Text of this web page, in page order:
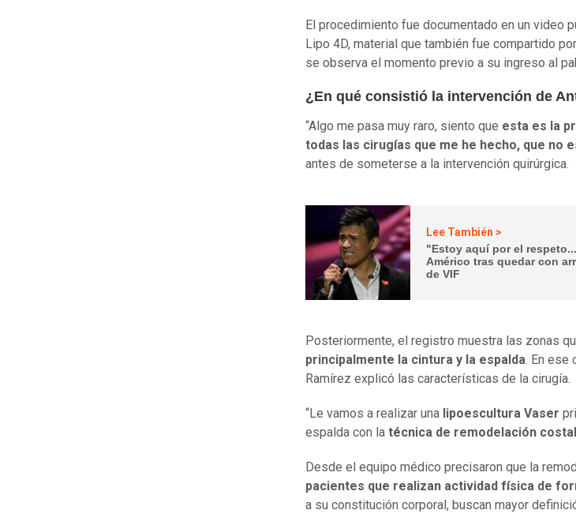
El procedimiento fue documentado en un video
Lipo 4D, material que también fue compartido
se observa el momento previo a su ingreso al
¿En qué consistió la intervención de
“Algo me pasa muy raro, siento que esta es la
todas las cirugías que me he hecho, que no
antes de someterse a la intervención quirúrgica.
Lee También >
"Estoy aquí por el
Américo tras quedar con
de VIF
Posteriormente, el registro muestra las zonas
principalmente la cintura y la espalda. En ese
Ramírez explicó las características de la cirugía.
“Le vamos a realizar una lipoescultura Vaser
espalda con la técnica de remodelación costal
Desde el equipo médico precisaron que la
pacientes que realizan actividad física de
a su constitución corporal, buscan mayor